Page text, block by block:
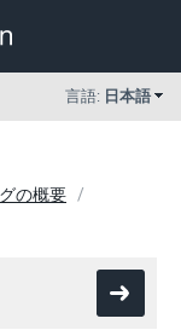
言語: 日本語
の概要